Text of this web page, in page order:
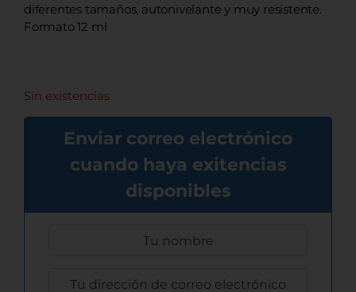
diferentes tamaños, autonivelante y muy resistente.
Formato 12 ml
Sin existencias
Enviar correo electrónico
cuando haya exitencias
disponibles